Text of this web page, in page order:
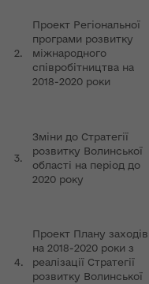
2.
Проект Регіональної
програми розвитку
міжнародного
співробітництва на
2018-2020 роки
3.
Зміни до Стратегії
розвитку Волинської
області на період до
2020 року
4.
Проект Плану заходів
на 2018-2020 роки з
реалізації Стратегії
розвитку Волинської